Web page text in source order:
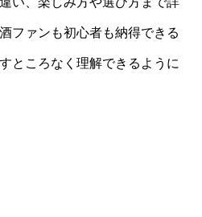
ファンも初心者も納得できる
ところなく理解できるように